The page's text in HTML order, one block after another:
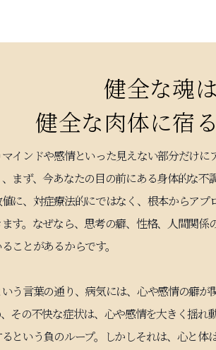
健全な魂は
健全な肉体に宿る
インドや感情といった見えない部分だけに
まず、今あなたの目の前にある身体的な不
に、対症療法的にではなく、根本からアプ
す。なぜなら、思考の癖、性格、人間関係
ことがあるからです。
う言葉の通り、病気には、心や感情の癖が
その不快な症状は、心や感情を大きく揺れ
という負のループ。しかしそれは、心と体